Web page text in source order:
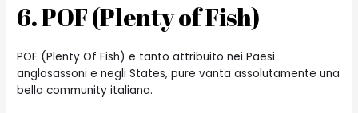
6. POF (Plenty of Fish)
POF (Plenty Of Fish) e tanto attribuito nei Paesi
anglosassoni e negli States, pure vanta assolutamente una
bella community italiana.